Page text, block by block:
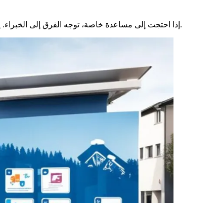
إذا احتجت إلى مساعدة خاصة، توجه الفرق إلى الخبراء. إنهم يريدون جعل الخدمات العامة أكثر سهولة في الوصول، ومساعدة الناس حقًا في كل مكان يحتاجون فيه.